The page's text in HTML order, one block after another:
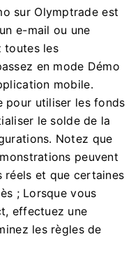
sur Olymptrade est
e-mail ou une
toutes les
en mode Démo
mobile.
pour utiliser les fonds
le solde de la
Notez que
peuvent
réels et que certaines
; Lorsque vous
effectuez une
les règles de